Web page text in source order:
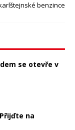
benzince
se otevře v
na